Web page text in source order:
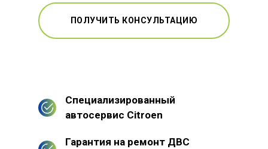
ПОЛУЧИТЬ КОНСУЛЬТАЦИЮ
Специализированный
автосервис Citroen
Гарантия на ремонт ДВС